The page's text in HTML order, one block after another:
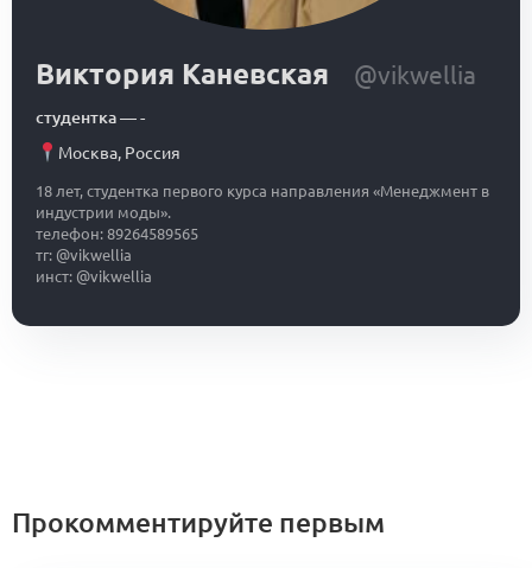
Виктория Каневская @vikwellia
студентка—-
Москва, Россия
18 лет, студентка первого курса направления «Менеджмент в
индустрии моды».
телефон: 89264589565
тг: @vikwellia
инст: @vikwellia
Прокомментируйте первым